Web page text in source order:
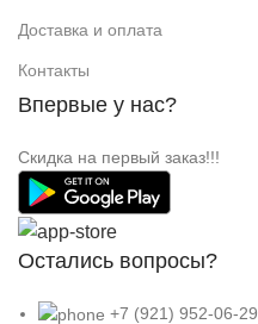
Доставка и оплата
Контакты
Впервые у нас?
Скидка на первый заказ!!!
Остались вопросы?
+7 (921) 952-06-29